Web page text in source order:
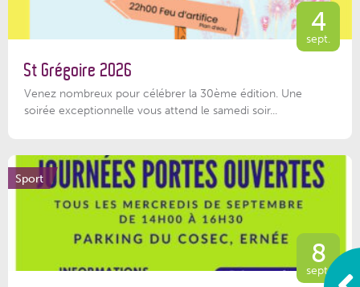
4
sept.
St Grégoire 2026
Venez nombreux pour célébrer la 30ème édition. Une
soirée exceptionnelle vous attend le samedi soir...
Sport
8
sept.